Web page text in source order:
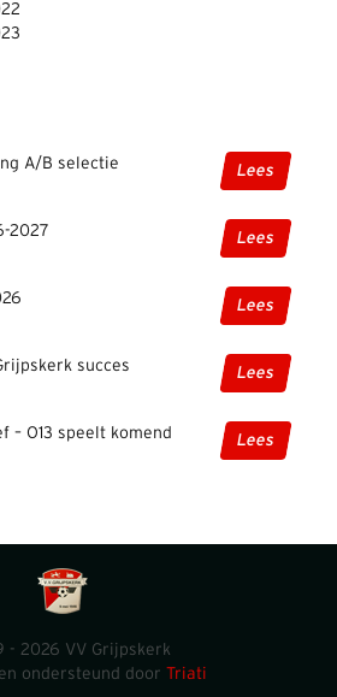
A/B selectie Lees
2027 Lees
Lees
succes Lees
O13 speelt komend
Lees
- 2026 VV Grijpskerk
ondersteund door Triati